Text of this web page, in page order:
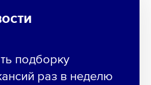
подборку
раз в неделю